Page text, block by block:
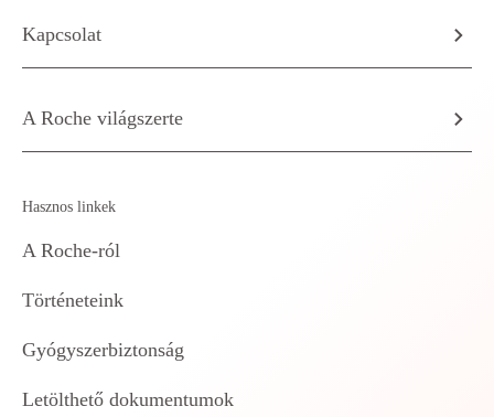
Kapcsolat
A Roche világszerte
Hasznos linkek
A Roche-ról
Történeteink
Gyógyszerbiztonság
Letölthető dokumentumok